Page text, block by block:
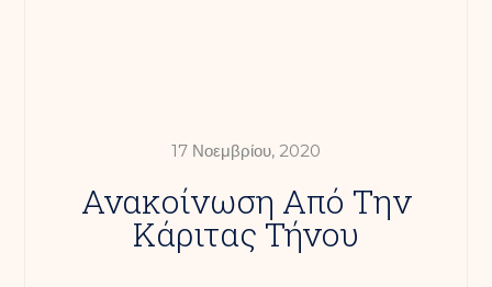
17 Νοεμβρίου, 2020
Ανακοίνωση Από Την
Κάριτας Τήνου